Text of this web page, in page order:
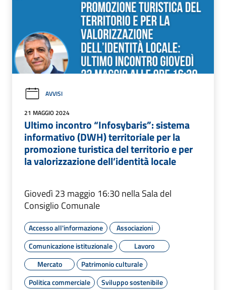
AVVISI
21 MAGGIO 2024
Ultimo incontro “Infosybaris”: sistema
informativo (DWH) territoriale per la
promozione turistica del territorio e per
la valorizzazione dell’identità locale
Giovedì 23 maggio 16:30 nella Sala del
Consiglio Comunale
Accesso all'informazione
Associazioni
Comunicazione istituzionale
Lavoro
Mercato
Patrimonio culturale
Politica commerciale
Sviluppo sostenibile